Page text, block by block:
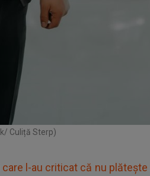
Culiță Sterp)
l-au criticat că nu